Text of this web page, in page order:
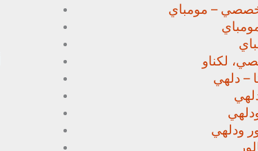
– مومباي
لكناو
– دلهي
ودلهي